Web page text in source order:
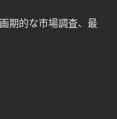
期的な市場調査、最